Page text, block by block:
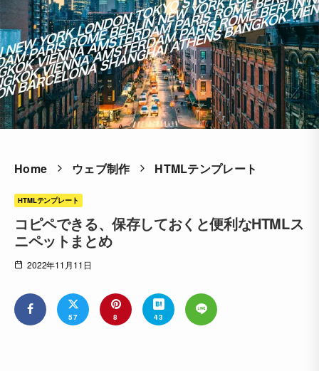
Home ウェブ制作 HTMLテンプレート
HTMLテンプレート
コピペできる、保存しておくと便利なHTMLス
ニペットまとめ
2022年11月11日
57 8 43